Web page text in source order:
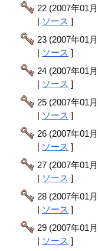
22 (2007年01
| ソース ]
23 (2007年01
| ソース ]
24 (2007年01
| ソース ]
25 (2007年01
| ソース ]
26 (2007年01
| ソース ]
27 (2007年01
| ソース ]
28 (2007年01
| ソース ]
29 (2007年01
| ソース ]